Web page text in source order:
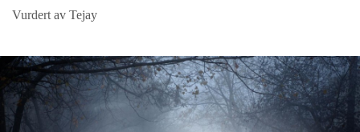
Vurdert av Tejay